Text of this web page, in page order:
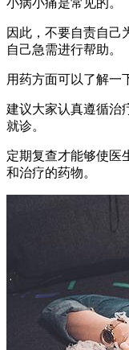
小病小痛是常见的。
因此，不要自责自己
自己急需进行帮助。
用药方面可以了解一
建议大家认真遵循治
就诊。
定期复查才能够使医
和治疗的药物。